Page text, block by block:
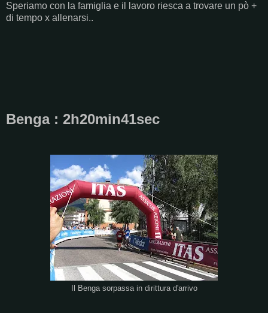
Speriamo con la famiglia e il lavoro riesca a trovare un pò +
di tempo x allenarsi..
Benga : 2h20min41sec
Il Benga sorpassa in dirittura d'arrivo